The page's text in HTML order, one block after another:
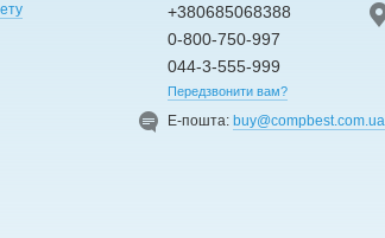
+380685068388
0-800-750-997
044-3-555-999
Передзвонити вам?
Е-пошта:buy@compbest.com.ua